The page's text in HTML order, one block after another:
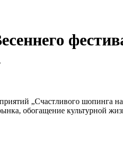
„Счастливого шопинга
обогащение культурной